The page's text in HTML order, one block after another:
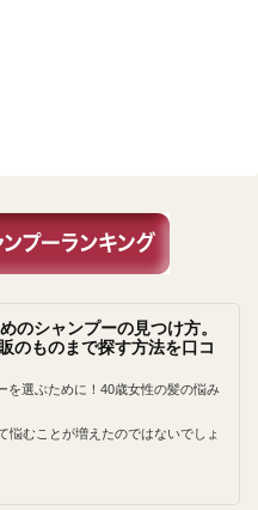
のシャンプーの見つけ方。
のものまで探す方法を口コ
を選ぶために！40歳女性の髪の悩み
悩むことが増えたのではないでしょ